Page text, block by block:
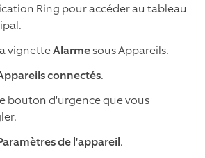
Ring pour accéder au tableau
vignetteAlarmesous Appareils.
connectés.
bouton d'urgence que vous
de l'appareil.